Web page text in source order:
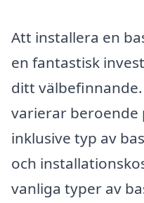
Att installera en
en fantastisk
ditt
varierar beroende
inklusive typ av
och
vanliga typer av